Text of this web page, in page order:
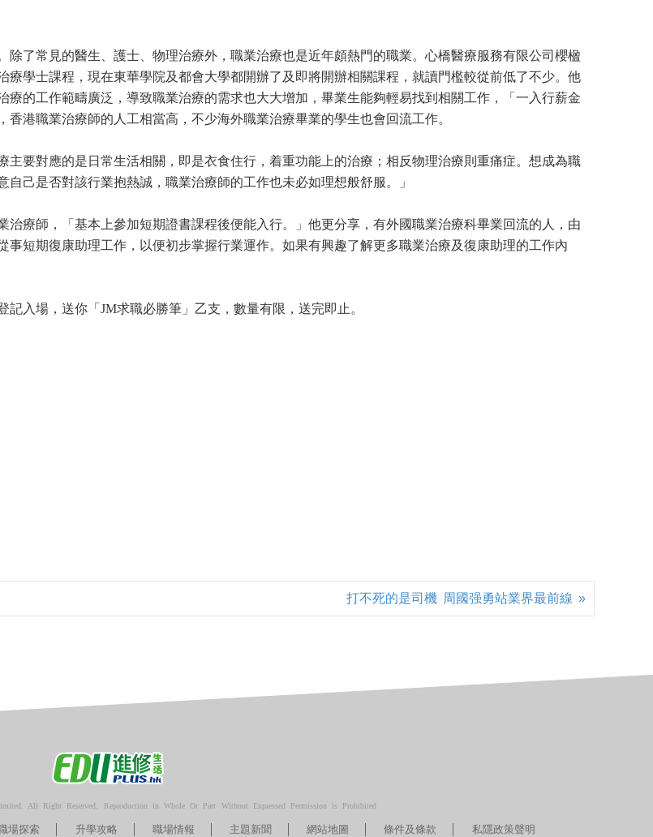
了常見的醫生、護士、物理治療外，職業治療也是近年頗熱門的職業。心橋醫療服務有限公司櫻楹
學士課程，現在東華學院及都會大學都開辦了及即將開辦相關課程，就讀門檻較從前低了不少。他
的工作範疇廣泛，導致職業治療的需求也大大增加，畢業生能夠輕易找到相關工作，「一入行薪金
港職業治療師的人工相當高，不少海外職業治療畢業的學生也會回流工作。
要對應的是日常生活相關，即是衣食住行，着重功能上的治療；相反物理治療則重痛症。想成為職
己是否對該行業抱熱誠，職業治療師的工作也未必如理想般舒服。」
療師，「基本上參加短期證書課程後便能入行。」他更分享，有外國職業治療科畢業回流的人，由
短期復康助理工作，以便初步掌握行業運作。如果有興趣了解更多職業治療及復康助理的工作內
入場，送你「JM求職必勝筆」乙支，數量有限，送完即止。
打不死的是司機 周國强勇站業界最前線 »
All Right Reserved. Reproduction in Whole Or Part Without Expressed Permission is Prohibited
場探索 升學攻略 職場情報 主題新聞 網站地圖 條件及條款 私隱政策聲明